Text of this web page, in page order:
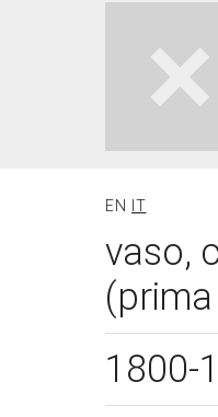
EN IT
vaso,
1800-